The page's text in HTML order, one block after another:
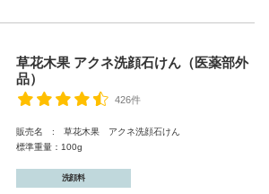
草花木果 アクネ洗顔石けん（医薬部外
品）
426件
販売名 : 草花木果 アクネ洗顔石けん
標準重量：100g
洗顔料